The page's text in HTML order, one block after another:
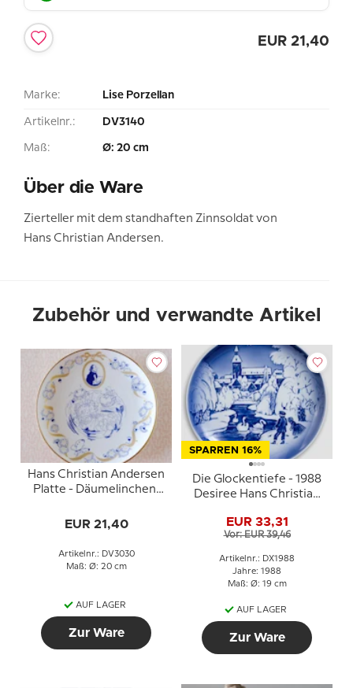
EUR 21,40
Marke: Lise Porzellan
Artikelnr.: DV3140
Maß: Ø: 20 cm
Über die Ware
Zierteller mit dem standhaften Zinnsoldat von
Hans Christian Andersen.
Zubehör und verwandte Artikel
Hans Christian Andersen
Platte - Däumelinchen,
EUR 21,40
Artikelnr.: DV3030
Maß: Ø: 20 cm
AUF LAGER
Zur Ware
SPARREN 16%
Die Glockentiefe - 1988
Desiree Hans Christian
Weihnachtsteller,
Kuchenteller
EUR 33,31
Vor: EUR 39,46
Artikelnr.: DX1988
Jahre: 1988
Maß: Ø: 19 cm
AUF LAGER
Zur Ware